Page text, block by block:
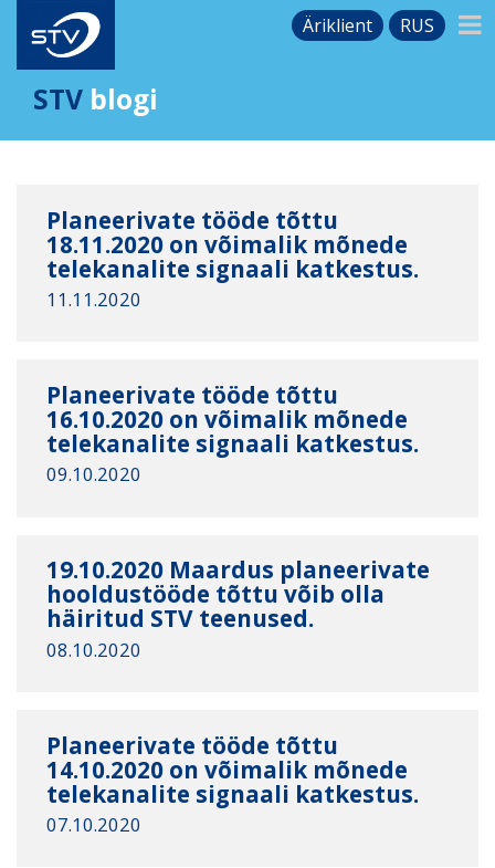
Äriklient RUS
STV blogi
Planeerivate tööde tõttu
18.11.2020 on võimalik mõnede
telekanalite signaali katkestus.
11.11.2020
Planeerivate tööde tõttu
16.10.2020 on võimalik mõnede
telekanalite signaali katkestus.
09.10.2020
19.10.2020 Maardus planeerivate
hooldustööde tõttu võib olla
häiritud STV teenused.
08.10.2020
Planeerivate tööde tõttu
14.10.2020 on võimalik mõnede
telekanalite signaali katkestus.
07.10.2020